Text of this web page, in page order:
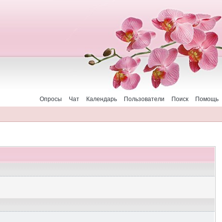
Помощь
Поиск
Пользователи
Календарь
Чат
Опросы